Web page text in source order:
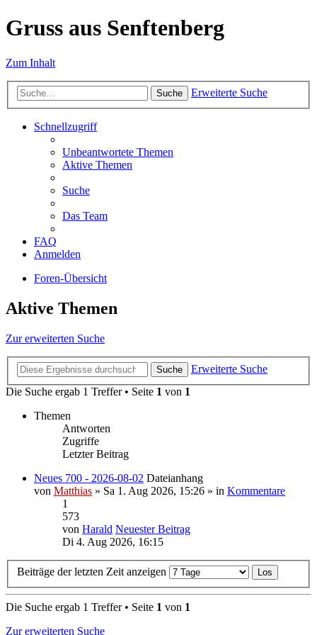
Gruss aus Senftenberg
Zum Inhalt
Suche Erweiterte Suche
Schnellzugriff
Unbeantwortete Themen
Aktive Themen
Suche
Das Team
FAQ
Anmelden
Foren-Übersicht
Aktive Themen
Zur erweiterten Suche
Suche
Erweiterte Suche
Die Suche ergab 1 Treffer • Seite 1 von 1
Themen
Antworten
Zugriffe
Letzter Beitrag
Neues 700 - 2026-08-02 Dateianhang
von Matthias » Sa 1. Aug 2026, 15:26 » in Kommentare
1
573
von Harald Neuester Beitrag
Di 4. Aug 2026, 16:15
Beiträge der letzten Zeit anzeigen
Die Suche ergab 1 Treffer • Seite 1 von 1
Zur erweiterten Suche